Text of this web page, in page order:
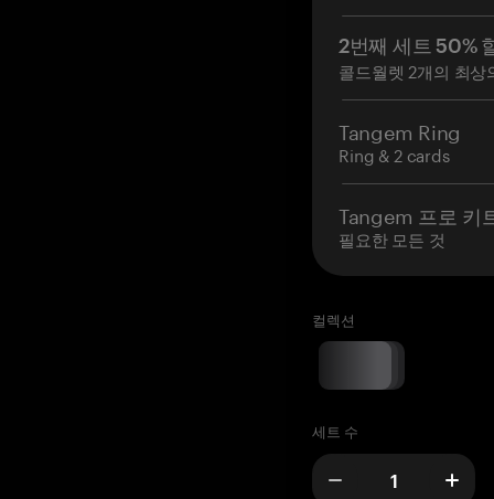
2번째 세트 50%
콜드월렛 2개의 최상
Tangem Ring
Ring & 2 cards
Tangem 프로 키
필요한 모든 것
컬렉션
세트 수